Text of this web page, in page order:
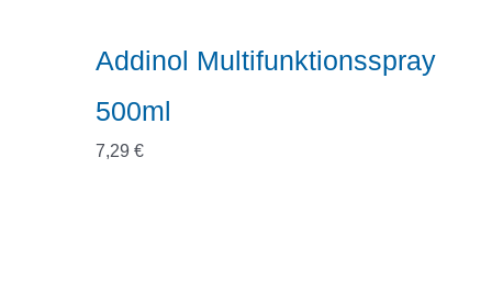
Addinol Multifunktionsspray
500ml
7,29 €